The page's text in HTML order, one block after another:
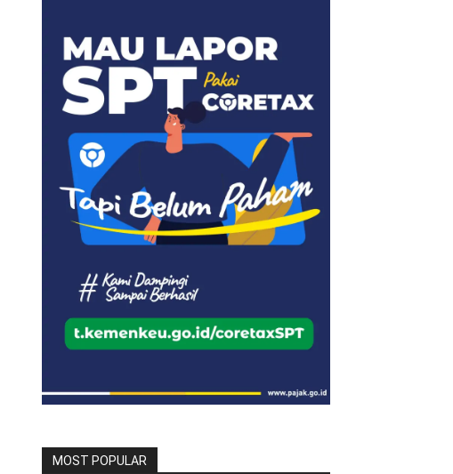
MOST POPULAR